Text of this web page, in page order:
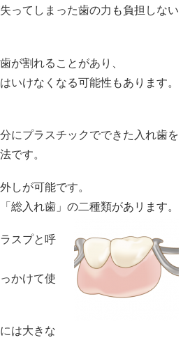
ってしまった歯の力も負担しない
が割れることがあり、
いけなくなる可能性もあります。
にプラスチックでできた入れ歯を
です。
しが可能です。
総入れ歯」の二種類があリます。
スプと呼
かけて使
は大きな